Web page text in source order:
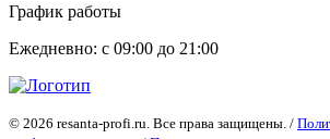
График работы
Ежедневно: с 09:00 до 21:00
© 2026 resanta-profi.ru. Все права защищены. /